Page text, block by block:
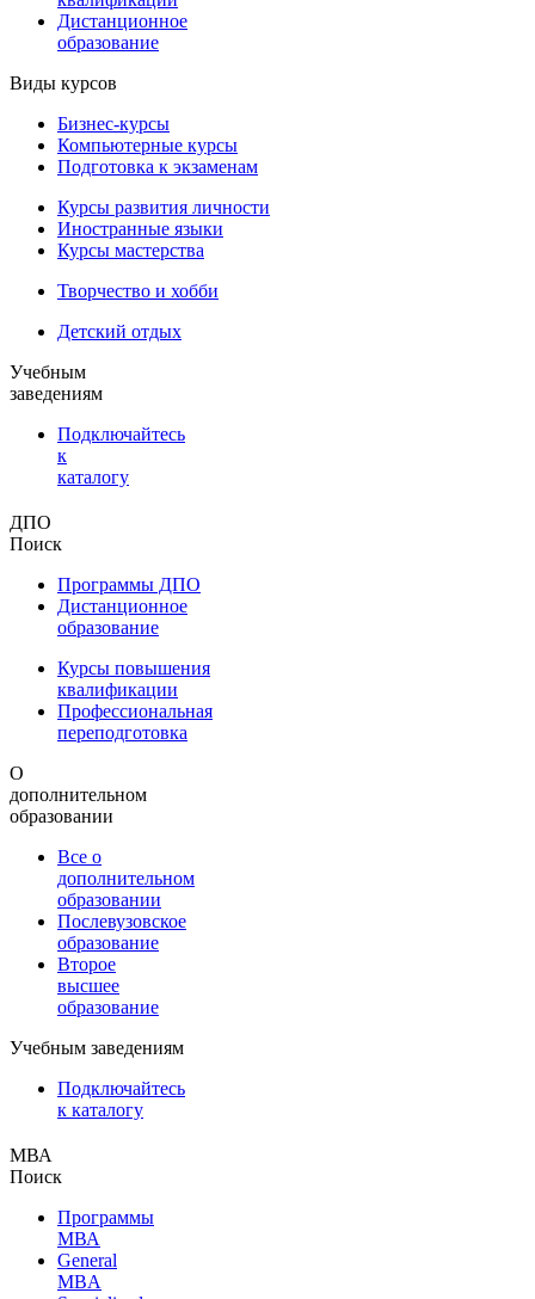
Дистанционное
образование
Виды курсов
Бизнес-курсы
Компьютерные курсы
Подготовка к экзаменам
Курсы развития личности
Иностранные языки
Курсы мастерства
Творчество и хобби
Детский отдых
Учебным
заведениям
Подключайтесь
к
каталогу
ДПО
Поиск
Программы ДПО
Дистанционное
образование
Курсы повышения
квалификации
Профессиональная
переподготовка
О
дополнительном
образовании
Все о
дополнительном
образовании
Послевузовское
образование
Второе
высшее
образование
Учебным заведениям
Подключайтесь
к каталогу
МВА
Поиск
Программы
МВА
General
MBA